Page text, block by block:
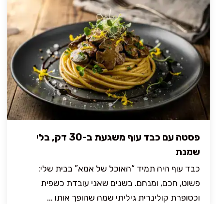
פסטה עם כבד עוף משגעת ב-30 דק, בלי
שמנת
כבד עוף היה תמיד “האוכל של אמא” בבית שלי:
פשוט, חכם, ומנחם. בשנים שאני עובדת כשפית
וכסופרת קולינרית גיליתי שמה שהופך אותו ...